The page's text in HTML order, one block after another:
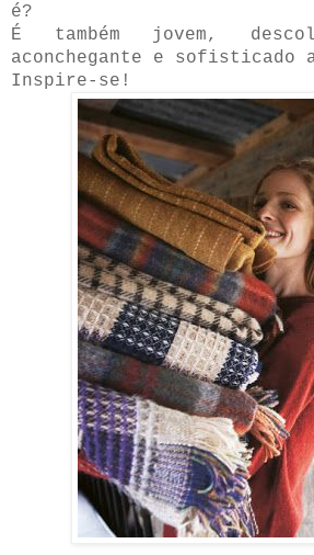
é?
É também jovem,
aconchegante e sofisticado
Inspire-se!